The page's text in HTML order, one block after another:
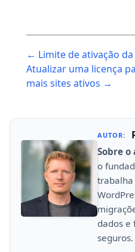
navigation
← Limite de ativação
Atualizar uma licença
mais sites ativos →
AUTOR:
Sobre o
o
trabalha
dados e
seguros.